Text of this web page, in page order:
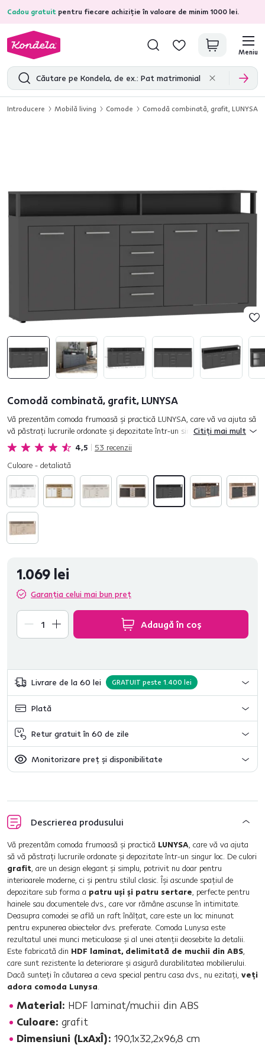
Cadou gratuit pentru fiecare achiziție în valoare de minim 1000 lei.
4,7 31.333recenzii de produs verificate
Meniu
Introducere Mobilă living Comode Comodă combinată, grafit, LUNYSA
Comodă combinată, grafit, LUNYSA
4,5 53 recenzii
Vă prezentăm comoda frumoasă şi practică LUNYSA, care vă va ajuta să
vă păstraţi lucrurile ordonate şi depozitate într-un singur loc. De culori
grafit, are un design elegant şi simplu, potrivit nu...
Citiți mai mult
Culoare - detaliată
1.069 lei
Garanția celui mai bun preț
Adaugă în coș
Livrare de la 60 lei GRATUIT peste 1.400 lei
Plată
Retur gratuit în 60 de zile
Monitorizare preț și disponibilitate
Descrierea produsului
Vă prezentăm comoda frumoasă şi practică LUNYSA, care vă va ajuta
să vă păstraţi lucrurile ordonate şi depozitate într-un singur loc. De culori
grafit, are un design elegant şi simplu, potrivit nu doar pentru
interioarele moderne, ci şi pentru stilul clasic. Îşi ascunde spaţiul de
depozitare sub forma a patru uşi şi patru sertare, perfecte pentru
hainele sau documentele dvs., care vor rămâne ascunse în intimitate.
Deasupra comodei se află un raft înălţat, care este un loc minunat
pentru expunerea obiectelor dvs. preferate. Comoda Lunysa este
rezultatul unei munci meticuloase şi al unei atenţii deosebite la detalii.
Este fabricată din HDF laminat, delimitată de muchii din ABS,
care sunt rezistente la deteriorare şi asigură durabilitatea mobilierului.
Dacă sunteţi în căutarea a ceva special pentru casa dvs., nu ezitaţi, veţi
adora comoda Lunysa.
Material: HDF laminat/muchii din ABS
Culoare: grafit
Dimensiuni (LxAxÎ): 190,1x32,2x96,8 cm